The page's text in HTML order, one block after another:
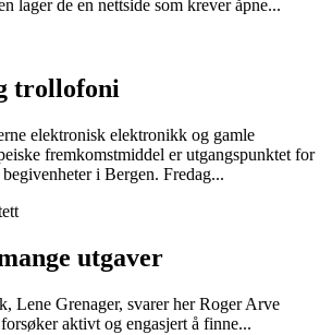
lager de en nettside som krever åpne...
trollofoni
elektronisk elektronikk og gamle
fremkomstmiddel er utgangspunktet for
i Bergen. Fredag...
utgaver
Lene Grenager, svarer her Roger Arve
aktivt og engasjert å finne...